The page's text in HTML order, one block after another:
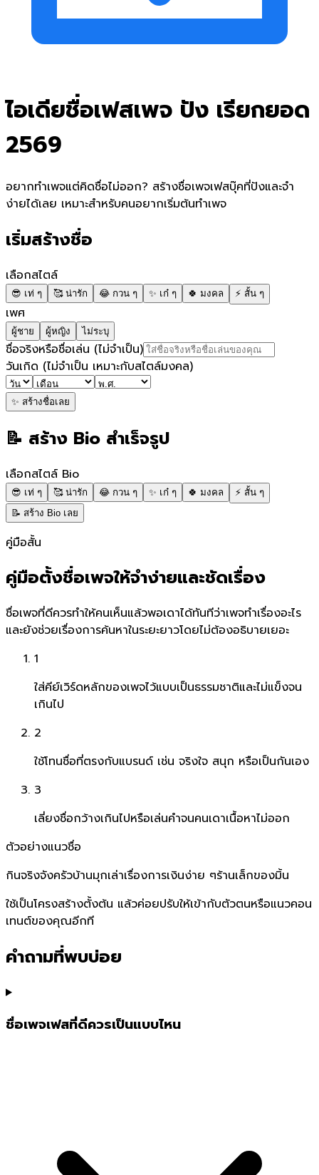
ไอเดียชื่อเฟสเพจ ปัง เรียกยอด
2569
อยากทำเพจแต่คิดชื่อไม่ออก? สร้างชื่อเพจเฟสบุ๊คที่ปังและจำ
ง่ายได้เลย เหมาะสำหรับคนอยากเริ่มต้นทำเพจ
เริ่มสร้างชื่อ
เลือกสไตล์
😎 เท่ ๆ 🥰 น่ารัก 😂 กวน ๆ ✨ เก๋ ๆ 🍀 มงคล ⚡ สั้น ๆ
เพศ
ผู้ชาย ผู้หญิง ไม่ระบุ
ชื่อจริงหรือชื่อเล่น (ไม่จำเป็น)
วันเกิด (ไม่จำเป็น เหมาะกับสไตล์มงคล)
✨ สร้างชื่อเลย
📝 สร้าง Bio สำเร็จรูป
เลือกสไตล์ Bio
😎 เท่ ๆ 🥰 น่ารัก 😂 กวน ๆ ✨ เก๋ ๆ 🍀 มงคล ⚡ สั้น ๆ
📝 สร้าง Bio เลย
คู่มือสั้น
คู่มือตั้งชื่อเพจให้จำง่ายและชัดเรื่อง
ชื่อเพจที่ดีควรทำให้คนเห็นแล้วพอเดาได้ทันทีว่าเพจทำเรื่องอะไร
และยังช่วยเรื่องการค้นหาในระยะยาวโดยไม่ต้องอธิบายเยอะ
1
ใส่คีย์เวิร์ดหลักของเพจไว้แบบเป็นธรรมชาติและไม่แข็งจน
เกินไป
2
ใช้โทนชื่อที่ตรงกับแบรนด์ เช่น จริงใจ สนุก หรือเป็นกันเอง
3
เลี่ยงชื่อกว้างเกินไปหรือเล่นคำจนคนเดาเนื้อหาไม่ออก
ตัวอย่างแนวชื่อ
กินจริงจังครัวบ้านมุกเล่าเรื่องการเงินง่าย ๆร้านเล็กของมิ้น
ใช้เป็นโครงสร้างตั้งต้น แล้วค่อยปรับให้เข้ากับตัวตนหรือแนวคอน
เทนต์ของคุณอีกที
คำถามที่พบบ่อย
ชื่อเพจเฟสที่ดีควรเป็นแบบไหน